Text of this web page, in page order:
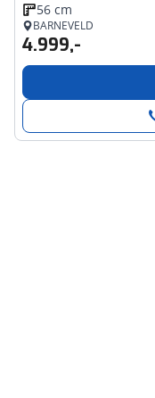
56 cm
BARNEVELD
4.999,-